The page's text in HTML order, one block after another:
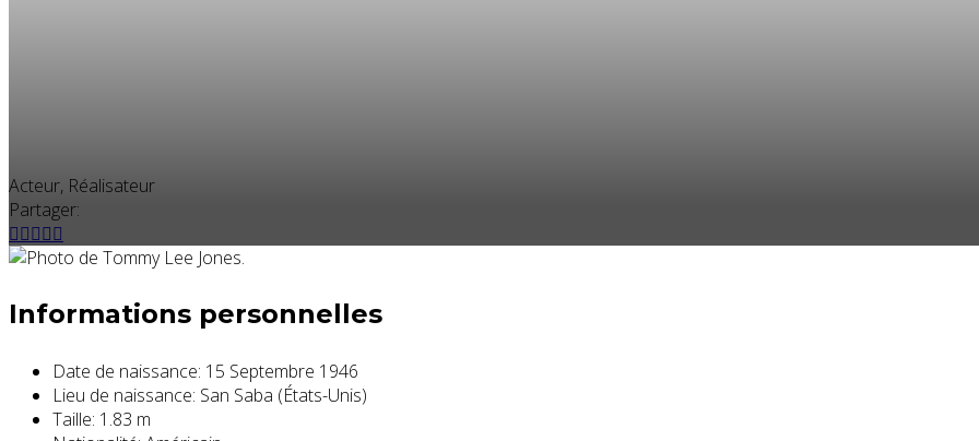
Acteur, Réalisateur
Partager:
Informations personnelles
Date de naissance: 15 Septembre 1946
Lieu de naissance: San Saba (États-Unis)
Taille: 1.83 m